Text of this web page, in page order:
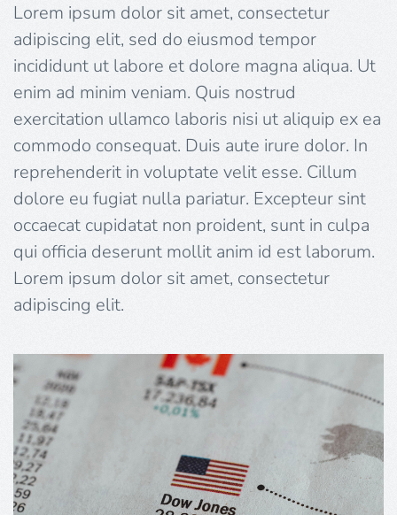
Lorem ipsum dolor sit amet, consectetur
adipiscing elit, sed do eiusmod tempor
incididunt ut labore et dolore magna aliqua. Ut
enim ad minim veniam. Quis nostrud
exercitation ullamco laboris nisi ut aliquip ex ea
commodo consequat. Duis aute irure dolor. In
reprehenderit in voluptate velit esse. Cillum
dolore eu fugiat nulla pariatur. Excepteur sint
occaecat cupidatat non proident, sunt in culpa
qui officia deserunt mollit anim id est laborum.
Lorem ipsum dolor sit amet, consectetur
adipiscing elit.